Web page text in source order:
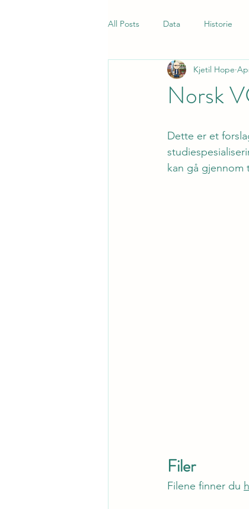
All Posts Data Historie
Samfunnsfag Quiz
Norsk
Kjetil Hope
Dette er et
kan gå gjennom
Filer
Filene finner du